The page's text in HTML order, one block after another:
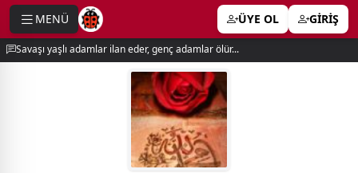
MENÜ ÜYE OL GİRİŞ
Savaşı yaşlı adamlar ilan eder, genç adamlar ölür...
menu